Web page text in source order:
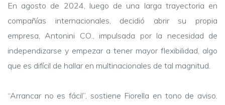
En agosto de 2024, luego de una larga trayectoria en
compañías internacionales, decidió abrir su propia
empresa, Antonini CO., impulsada por la necesidad de
independizarse y empezar a tener mayor flexibilidad, algo
que es difícil de hallar en multinacionales de tal magnitud.
“Arrancar no es fácil”, sostiene Fiorella en tono de aviso.